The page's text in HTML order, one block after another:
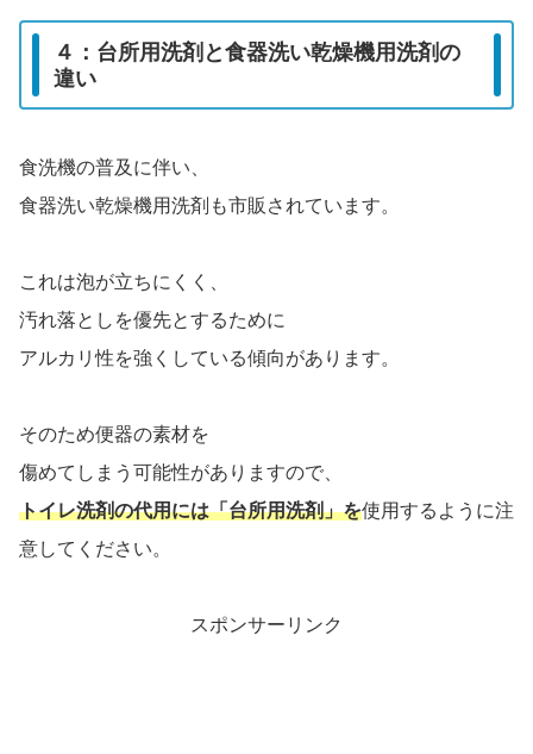
４：台所用洗剤と食器洗い乾燥機用洗剤の
違い
食洗機の普及に伴い、
食器洗い乾燥機用洗剤も市販されています。
これは泡が立ちにくく、
汚れ落としを優先とするために
アルカリ性を強くしている傾向があります。
そのため便器の素材を
傷めてしまう可能性がありますので、
トイレ洗剤の代用には「台所用洗剤」を使用するように注
意してください。
スポンサーリンク